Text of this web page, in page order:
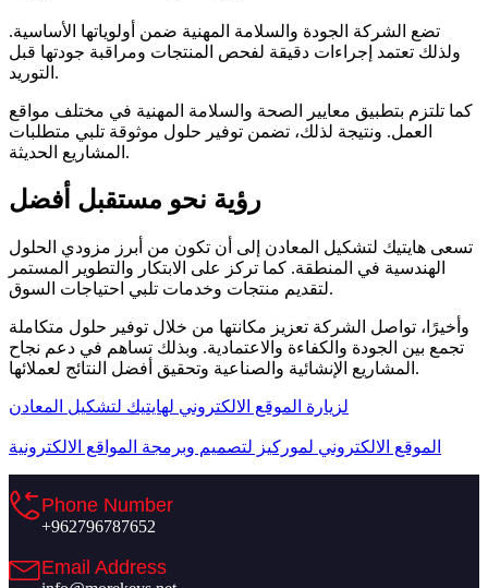
تضع الشركة الجودة والسلامة المهنية ضمن أولوياتها الأساسية.
ولذلك تعتمد إجراءات دقيقة لفحص المنتجات ومراقبة جودتها قبل
التوريد.
كما تلتزم بتطبيق معايير الصحة والسلامة المهنية في مختلف مواقع
العمل. ونتيجة لذلك، تضمن توفير حلول موثوقة تلبي متطلبات
المشاريع الحديثة.
رؤية نحو مستقبل أفضل
تسعى هايتيك لتشكيل المعادن إلى أن تكون من أبرز مزودي الحلول
الهندسية في المنطقة. كما تركز على الابتكار والتطوير المستمر
لتقديم منتجات وخدمات تلبي احتياجات السوق.
وأخيرًا، تواصل الشركة تعزيز مكانتها من خلال توفير حلول متكاملة
تجمع بين الجودة والكفاءة والاعتمادية. وبذلك تساهم في دعم نجاح
المشاريع الإنشائية والصناعية وتحقيق أفضل النتائج لعملائها.
لزيارة الموقع الالكتروني لهايتيك لتشكيل المعادن
الموقع الالكتروني لموركيز لتصميم وبرمجة المواقع الالكترونية
Phone Number
+962796787652
Email Address